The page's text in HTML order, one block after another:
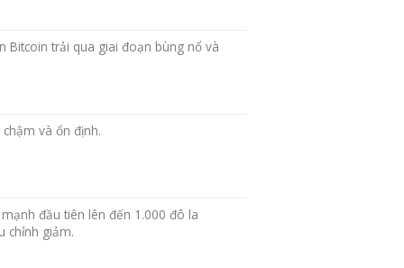
Bitcoin trải qua giai đoạn bùng nổ và
và ổn định.
đầu tiên lên đến 1.000 đô la
chỉnh giảm.